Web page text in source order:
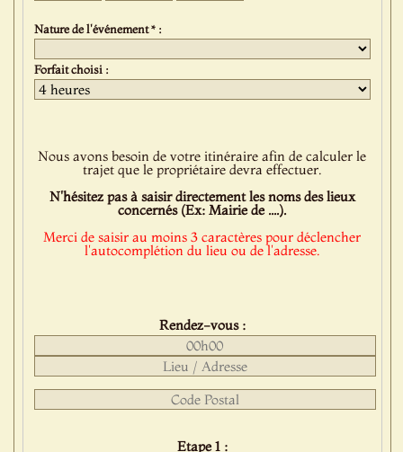
Nature de l'événement * :
Forfait choisi :
Nous avons besoin de votre itinéraire afin de calculer le
trajet que le propriétaire devra effectuer.
N'hésitez pas à saisir directement les noms des lieux
concernés (Ex: Mairie de ....).
Merci de saisir au moins 3 caractères pour déclencher
l'autocomplétion du lieu ou de l'adresse.
Rendez-vous :
Etape 1 :